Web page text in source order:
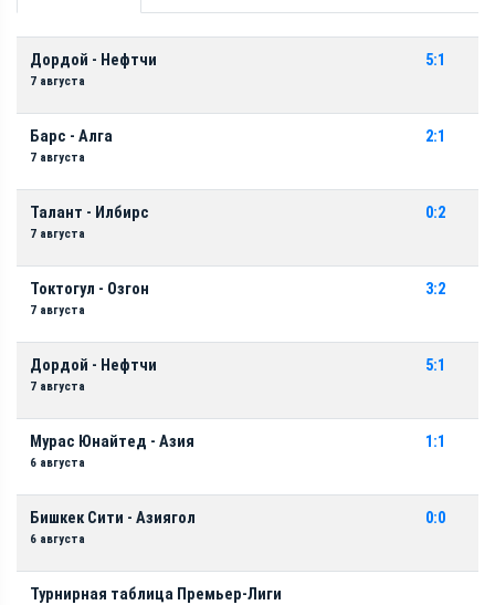
Дордой - Нефтчи
7 августа
5:1
Барс - Алга
7 августа
2:1
Талант - Илбирс
7 августа
0:2
Токтогул - Озгон
7 августа
3:2
Дордой - Нефтчи
7 августа
5:1
Мурас Юнайтед - Азия
6 августа
1:1
Бишкек Сити - Азиягол
6 августа
0:0
Турнирная таблица Премьер-Лиги